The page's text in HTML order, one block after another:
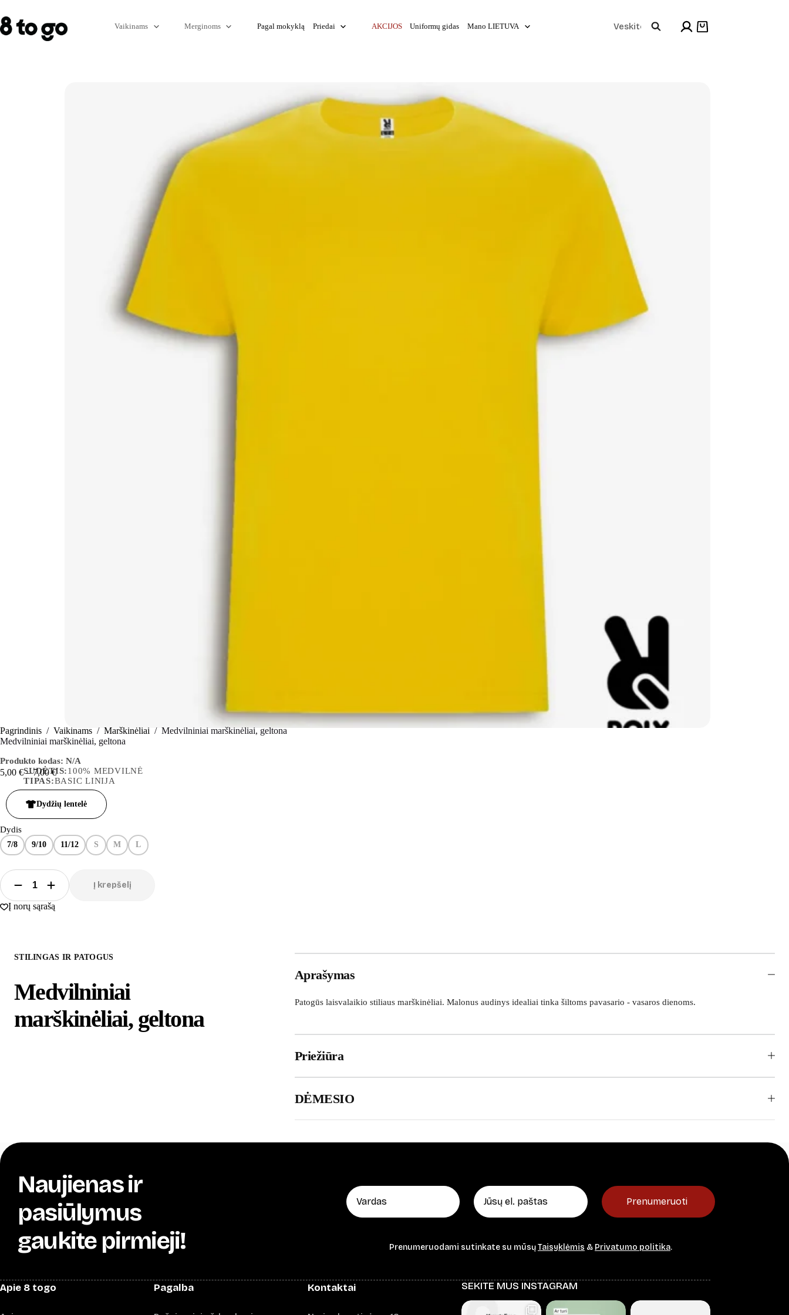
Vaikinams Merginoms Pagal mokyklą Priedai AKCIJOS Uniformų gidas Mano LIETUVA
Pagrindinis / Vaikinams / Marškinėliai / Medvilniniai marškinėliai, geltona
Medvilniniai marškinėliai, geltona
Produkto kodas: N/A
SUDĖTIS:100% MEDVILNĖ
TIPAS:BASIC LINIJA
5,00 € – 7,00€
Dydžių lentelė
Dydis
7/8 9/10 11/12 S M L
Į krepšelį
Į norų sąrašą
STILINGAS IR PATOGUS
Medvilniniai
marškinėliai, geltona
Aprašymas
Patogūs laisvalaikio stiliaus marškinėliai. Malonus audinys idealiai tinka šiltoms pavasario - vasaros dienoms.
Priežiūra
DĖMESIO
Naujienas ir
pasiūlymus
gaukite pirmieji!
Prenumeruoti
Prenumeruodami sutinkate su mūsųTaisyklėmis & Privatumo politika.
Apie 8 togo Pagalba Kontaktai SEKITE MUS INSTAGRAM